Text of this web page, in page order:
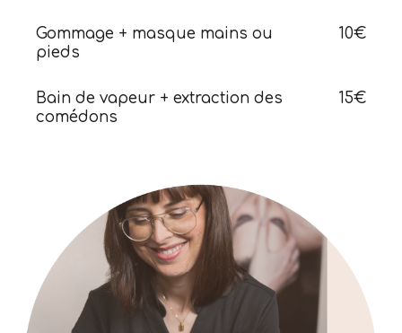
Gommage + masque mains ou
pieds
10€
Bain de vapeur + extraction des
comédons
15€